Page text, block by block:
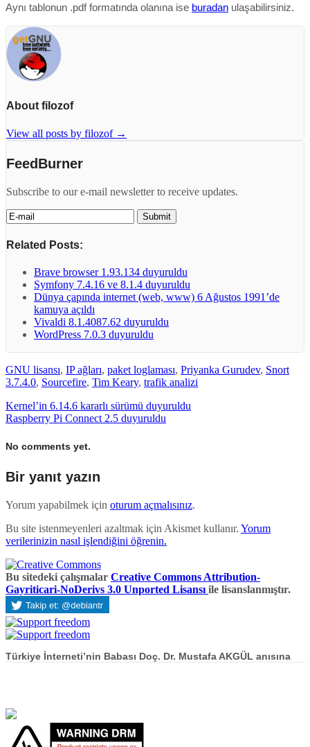
Aynı tablonun .pdf formatında olanına ise buradan ulaşabilirsiniz.
About filozof
View all posts by filozof →
FeedBurner
Subscribe to our e-mail newsletter to receive updates.
Related Posts:
Brave browser 1.93.134 duyuruldu
Symfony 7.4.16 ve 8.1.4 duyuruldu
Dünya çapında internet (web, www) 6 Ağustos 1991’de
kamuya açıldı
Vivaldi 8.1.4087.62 duyuruldu
WordPress 7.0.3 duyuruldu
GNU lisansı, IP ağları, paket loglaması, Priyanka Gurudev, Snort
3.7.4.0, Sourcefire, Tim Keary, trafik analizi
Kernel’in 6.14.6 kararlı sürümü duyuruldu
Raspberry Pi Connect 2.5 duyuruldu
No comments yet.
Bir yanıt yazın
Yorum yapabilmek için oturum açmalısınız.
Bu site istenmeyenleri azaltmak için Akismet kullanır. Yorum
verilerinizin nasıl işlendiğini öğrenin.
Bu sitedeki çalışmalar Creative Commons Attribution-
Gayriticari-NoDerivs 3.0 Unported Lisansı ile lisanslanmıştır.
Türkiye İnterneti’nin Babası Doç. Dr. Mustafa AKGÜL anısına